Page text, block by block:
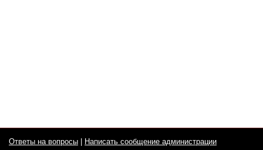
Ответы на вопросы Написать сообщение администрации